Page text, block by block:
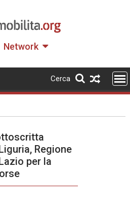
Network
Cerca
Regione
per la